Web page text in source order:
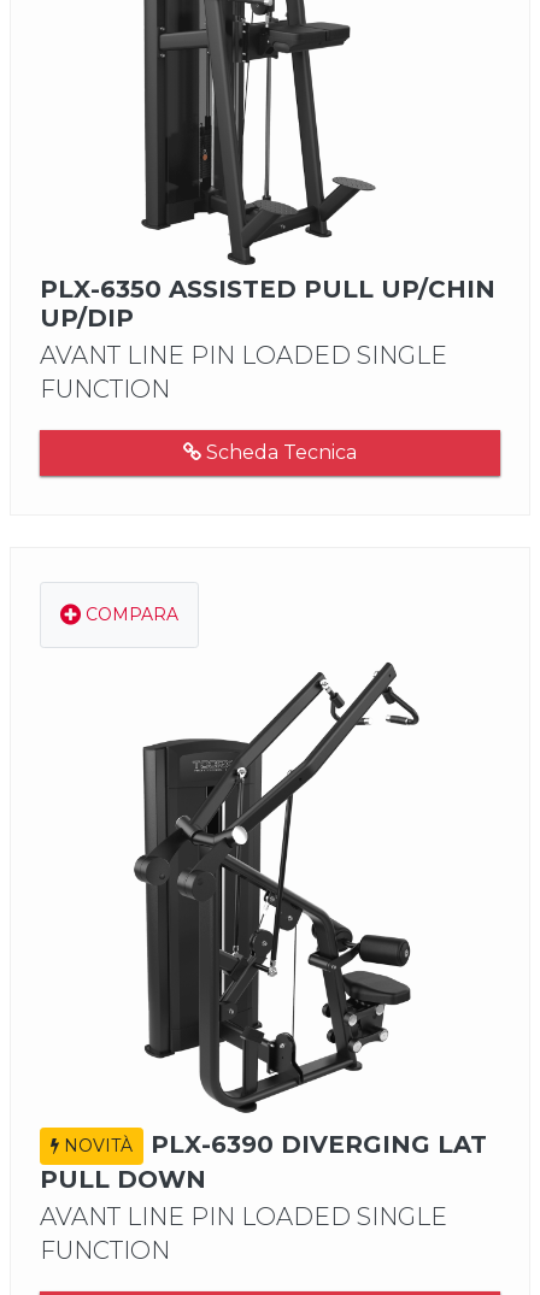
PLX-6350 ASSISTED PULL UP/CHIN
UP/DIP
AVANT LINE PIN LOADED SINGLE
FUNCTION
Scheda Tecnica
COMPARA
NOVITÀ
PLX-6390 DIVERGING LAT
PULL DOWN
AVANT LINE PIN LOADED SINGLE
FUNCTION